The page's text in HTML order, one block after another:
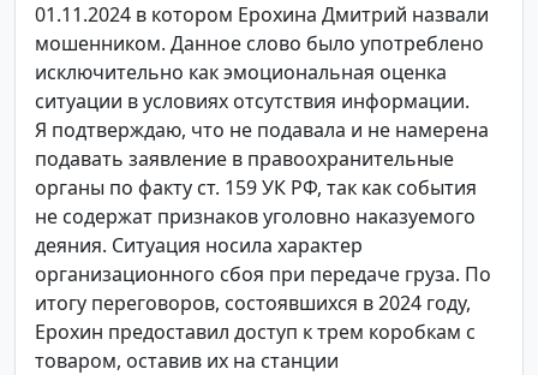
01.11.2024 в котором Ерохина Дмитрий назвали
мошенником. Данное слово было употреблено
исключительно как эмоциональная оценка
ситуации в условиях отсутствия информации.
Я подтверждаю, что не подавала и не намерена
подавать заявление в правоохранительные
органы по факту ст. 159 УК РФ, так как события
не содержат признаков уголовно наказуемого
деяния. Ситуация носила характер
организационного сбоя при передаче груза. По
итогу переговоров, состоявшихся в 2024 году,
Ерохин предоставил доступ к трем коробкам с
товаром, оставив их на станции